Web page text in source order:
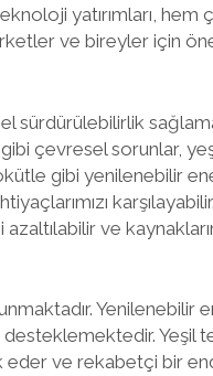
yatırımları, hem
ve bireyler için
sürdürülebilirlik
çevresel sorunlar,
gibi yenilenebilir
ve
Yenilenebilir
desteklemektedir. Yeşil
eder ve rekabetçi bir